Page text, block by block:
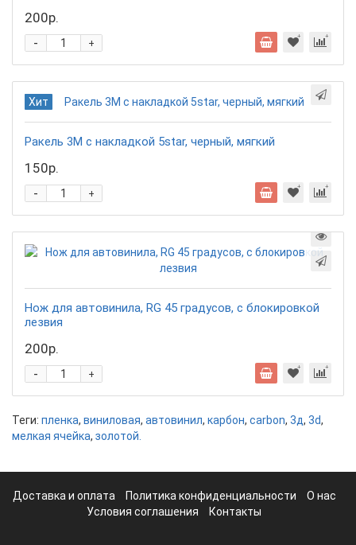
200р.
+
-
Хит
Ракель 3М с накладкой 5star, черный, мягкий
150р.
+
-
Нож для автовинила, RG 45 градусов, с блокировкой
лезвия
200р.
+
-
Теги: пленка, виниловая, автовинил, карбон, carbon, 3д, 3d,
мелкая ячейка, золотой.
Доставка и оплата Политика конфиденциальности
О нас
Условия соглашения
Контакты